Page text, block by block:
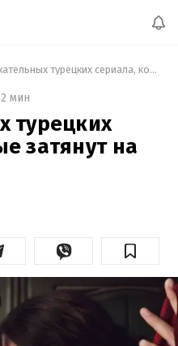
3 увлекательных турецких сериала, которые затянут на все лето
2 мин
турецких
затянут на